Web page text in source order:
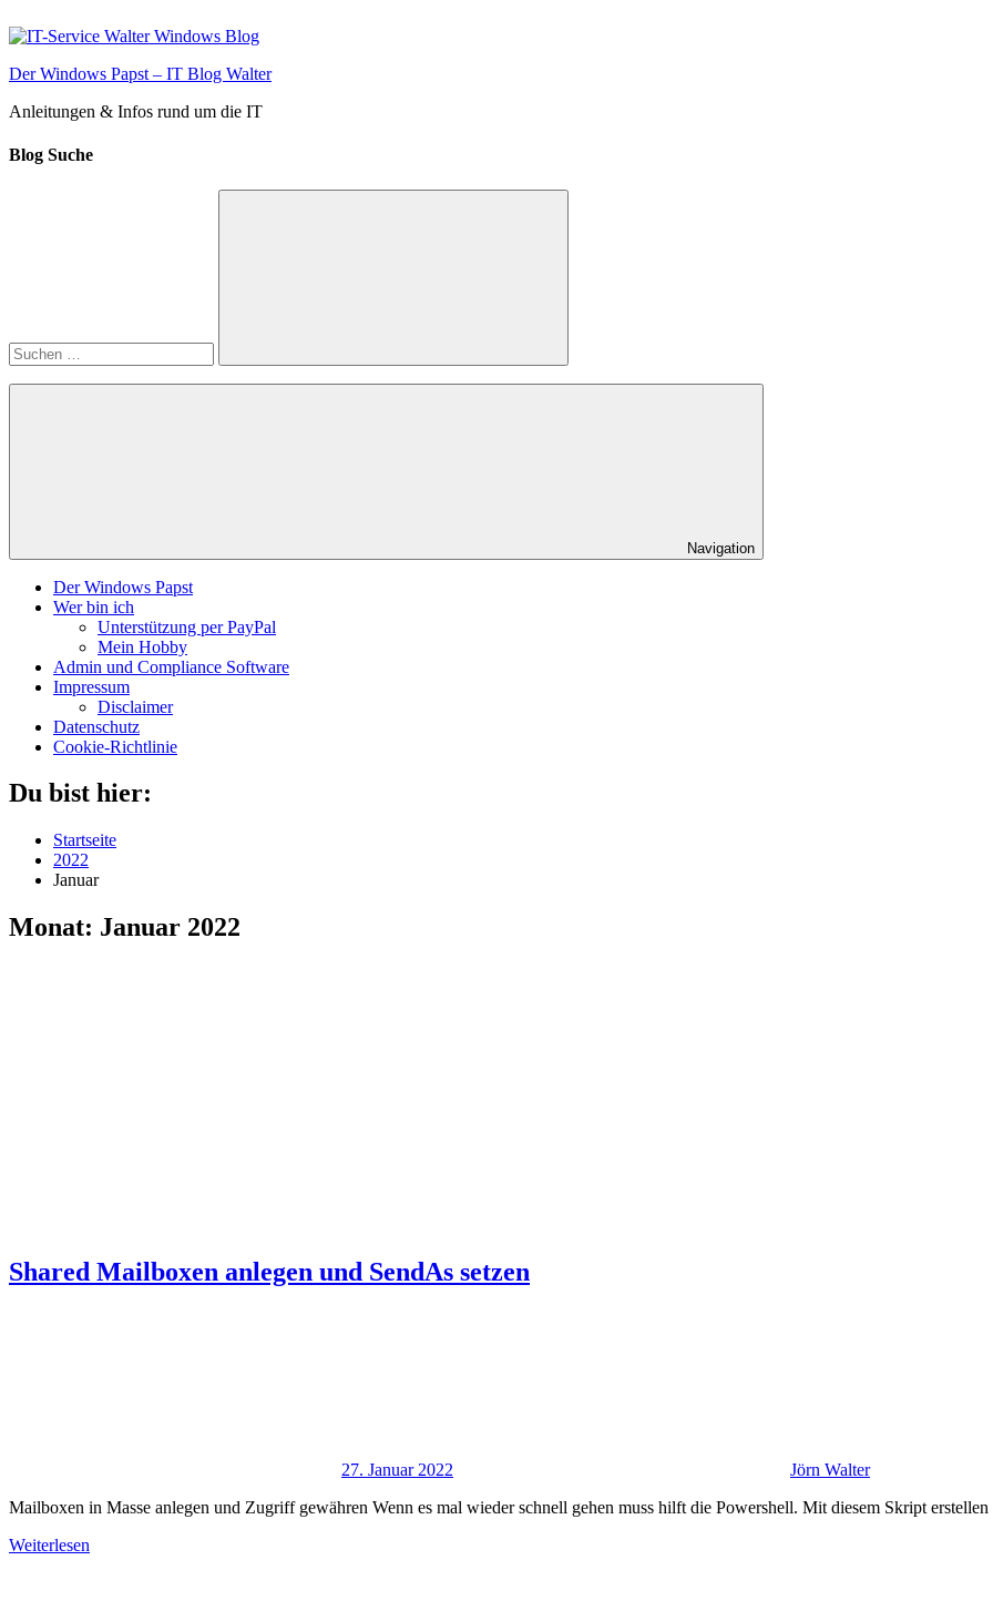
Inhalt
Der Windows Papst – IT Blog Walter
Anleitungen & Infos rund um die IT
Blog Suche
Suchen
Navigation
Der Windows Papst
Wer bin ich
Unterstützung per PayPal
Mein Hobby
Admin und Compliance Software
Impressum
Disclaimer
Datenschutz
Cookie-Richtlinie
Du bist hier:
Startseite
2022
Januar
Monat: Januar 2022
Shared Mailboxen anlegen und SendAs setzen
27. Januar 2022 Jörn Walter
Mailboxen in Masse anlegen und Zugriff gewähren Wenn es mal wieder schnell gehen muss hilft die Powershell. Mit diesem Skript
Weiterlesen